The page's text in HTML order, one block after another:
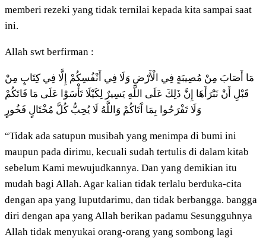
memberi rezeki yang tidak ternilai kepada kita sampai saat
ini.
Allah swt berfirman :
مَا أَصَابَ مِنْ مُصِيبَةٍ فِي الْأَرْضِ وَلَا فِي أَنْفُسِكُمْ إِلَّا فِي كِتَابٍ مِنْ
قَبْلِ أَنْ نَبْرَأَهَا إِنَّ ذَلِكَ عَلَى اللَّهِ يَسِيرٌ لِكَيْلَا تَأْسَوْا عَلَى مَا فَاتَكُمْ
وَلَا تَفْرَحُوا بِمَا آَتَاكُمْ وَاللَّهُ لَا يُحِبُّ كُلَّ مُخْتَالٍ فَخُورٍ
“Tidak ada satupun musibah yang menimpa di bumi ini
maupun pada dirimu, kecuali sudah tertulis di dalam kitab
sebelum Kami mewujudkannya. Dan yang demikian itu
mudah bagi Allah. Agar kalian tidak terlalu berduka-cita
dengan apa yang Iuputdarimu, dan tidak berbangga. bangga
diri dengan apa yang Allah berikan padamu Sesungguhnya
Allah tidak menyukai orang-orang yang sombong lagi